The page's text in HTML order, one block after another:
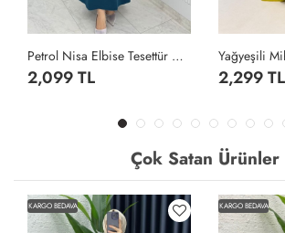
Petrol Nisa Elbise Tesettür Giyim Petrol Yeşili
2,099 TL 2,299 TL
Çok Satan Ürünler
KARGO BEDAVA KARGO BEDAVA